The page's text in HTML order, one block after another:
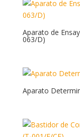
Aparato de
063/D)
Aparato